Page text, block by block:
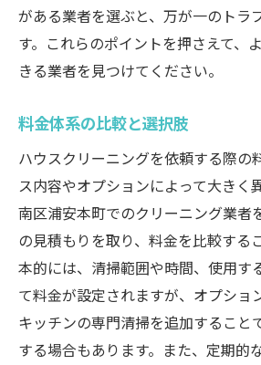
全体的な清掃プランの立て
専門的な清掃が住環境に
生活動線を考慮した清掃ス
季節に応じた清掃ポイント
プロの力でインテリアを
初めてのハウスクリーニング
べき岡山市南区浦安本町の情報
初回利用時の注意点
事前準備と確認事項
選ぶべきオプションサービ
初めての方におすすめの
がある業者を選ぶと、万が一のトラ
す。これらのポイントを押さえて、
きる業者を見つけてください。
料金体系の比較と選択肢
ハウスクリーニングを依頼する際の
ス内容やオプションによって大きく
南区浦安本町でのクリーニング業者
の見積もりを取り、料金を比較する
本的には、清掃範囲や時間、使用す
て料金が設定されますが、オプショ
キッチンの専門清掃を追加すること
する場合もあります。また、定期的